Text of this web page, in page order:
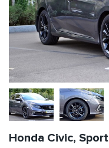
Honda Civic, Sport